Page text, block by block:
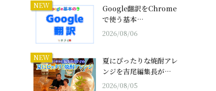
NEW
Google翻訳をChrome
で使う基本…
2026/08/06
NEW
夏にぴったりな焼酎アレ
ンジを吉尾編集長が…
2026/08/05